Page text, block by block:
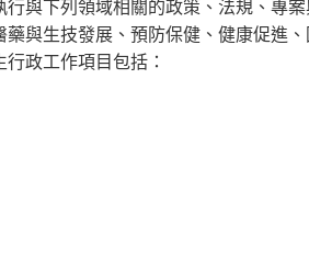
與下列領域相關的政策、法規、專案
與生技發展、預防保健、健康促進
政工作項目包括：